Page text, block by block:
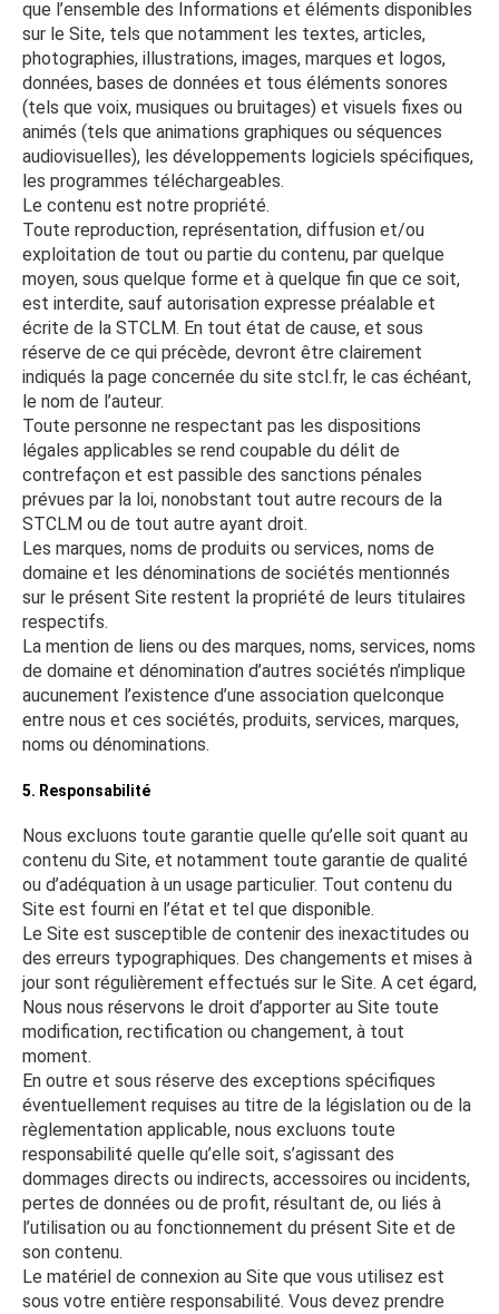
que l’ensemble des Informations et éléments disponibles
sur le Site, tels que notamment les textes, articles,
photographies, illustrations, images, marques et logos,
données, bases de données et tous éléments sonores
(tels que voix, musiques ou bruitages) et visuels fixes ou
animés (tels que animations graphiques ou séquences
audiovisuelles), les développements logiciels spécifiques,
les programmes téléchargeables.
Le contenu est notre propriété.
Toute reproduction, représentation, diffusion et/ou
exploitation de tout ou partie du contenu, par quelque
moyen, sous quelque forme et à quelque fin que ce soit,
est interdite, sauf autorisation expresse préalable et
écrite de la STCLM. En tout état de cause, et sous
réserve de ce qui précède, devront être clairement
indiqués la page concernée du site stcl.fr, le cas échéant,
le nom de l’auteur.
Toute personne ne respectant pas les dispositions
légales applicables se rend coupable du délit de
contrefaçon et est passible des sanctions pénales
prévues par la loi, nonobstant tout autre recours de la
STCLM ou de tout autre ayant droit.
Les marques, noms de produits ou services, noms de
domaine et les dénominations de sociétés mentionnés
sur le présent Site restent la propriété de leurs titulaires
respectifs.
La mention de liens ou des marques, noms, services, noms
de domaine et dénomination d’autres sociétés n’implique
aucunement l’existence d’une association quelconque
entre nous et ces sociétés, produits, services, marques,
noms ou dénominations.
5. Responsabilité
Nous excluons toute garantie quelle qu’elle soit quant au
contenu du Site, et notamment toute garantie de qualité
ou d’adéquation à un usage particulier. Tout contenu du
Site est fourni en l’état et tel que disponible.
Le Site est susceptible de contenir des inexactitudes ou
des erreurs typographiques. Des changements et mises à
jour sont régulièrement effectués sur le Site. A cet égard,
Nous nous réservons le droit d’apporter au Site toute
modification, rectification ou changement, à tout
moment.
En outre et sous réserve des exceptions spécifiques
éventuellement requises au titre de la législation ou de la
règlementation applicable, nous excluons toute
responsabilité quelle qu’elle soit, s’agissant des
dommages directs ou indirects, accessoires ou incidents,
pertes de données ou de profit, résultant de, ou liés à
l’utilisation ou au fonctionnement du présent Site et de
son contenu.
Le matériel de connexion au Site que vous utilisez est
sous votre entière responsabilité. Vous devez prendre